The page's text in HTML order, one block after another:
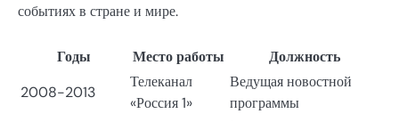
событиях в стране и мире.
Годы Место работы
Должность
2008-2013
Телеканал
«Россия 1»
Ведущая новостной
программы